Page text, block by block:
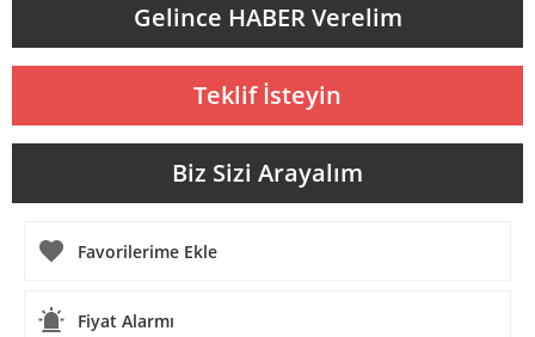
Gelince HABER Verelim
Teklif İsteyin
Biz Sizi Arayalım
Fiyat Alarmı